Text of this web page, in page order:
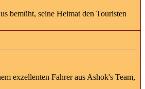
bemüht, seine Heimat den Touristen
exzellenten Fahrer aus Ashok's Team,